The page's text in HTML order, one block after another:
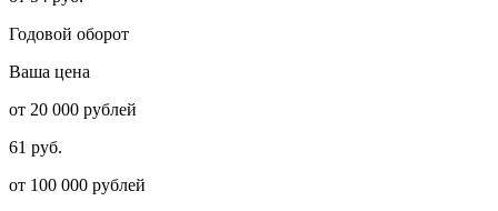
Годовой оборот
Ваша цена
от 20 000 рублей
61 руб.
от 100 000 рублей